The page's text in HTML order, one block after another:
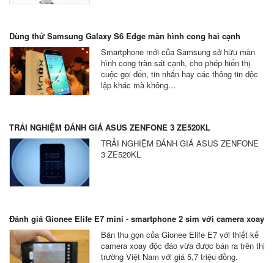
Dùng thử Samsung Galaxy S6 Edge màn hình cong hai cạnh
Smartphone mới của Samsung sở hữu màn
hình cong tràn sát cạnh, cho phép hiển thị
cuộc gọi đến, tin nhắn hay các thông tin độc
lập khác mà không…
TRẢI NGHIỆM ĐÁNH GIÁ ASUS ZENFONE 3 ZE520KL
TRẢI NGHIỆM ĐÁNH GIÁ ASUS ZENFONE
3 ZE520KL
Đánh giá Gionee Elife E7 mini - smartphone 2 sim với camera xoay
Bản thu gọn của Gionee Elife E7 với thiết kế
camera xoay độc đáo vừa được bán ra trên thị
trường Việt Nam với giá 5,7 triệu đồng.